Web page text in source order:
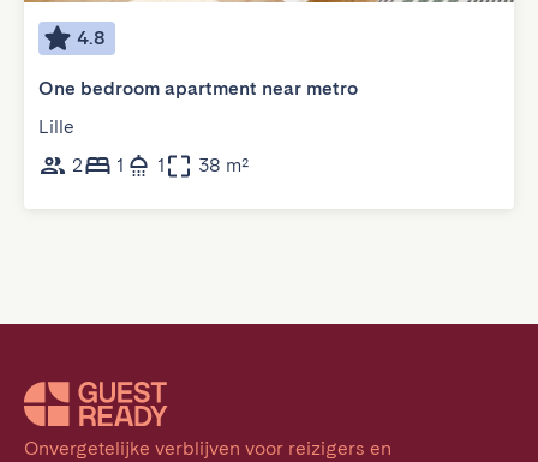
4.8
One bedroom apartment near metro
Lille
2
1 1 38 m²
Onvergetelijke verblijven voor reizigers en